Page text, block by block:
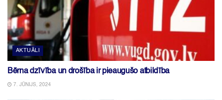
AKTUĀLI
Bērna dzīvība un drošība ir pieaugušo atbildība
7. JŪNIJS, 2024